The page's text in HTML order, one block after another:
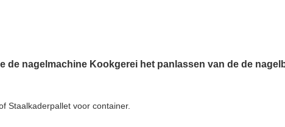
de nagelmachine Kookgerei het panlassen van de de
Staalkaderpallet voor container.